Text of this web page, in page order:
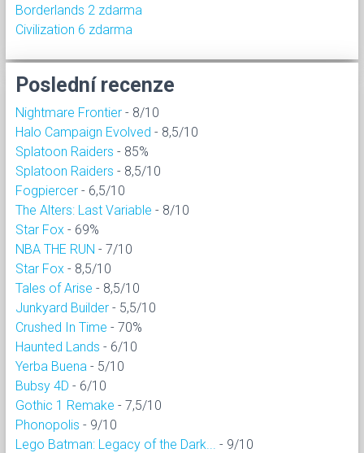
Borderlands 2 zdarma
Civilization 6 zdarma
Poslední recenze
Nightmare Frontier - 8/10
Halo Campaign Evolved - 8,5/10
Splatoon Raiders - 85%
Splatoon Raiders - 8,5/10
Fogpiercer - 6,5/10
The Alters: Last Variable - 8/10
Star Fox - 69%
NBA THE RUN - 7/10
Star Fox - 8,5/10
Tales of Arise - 8,5/10
Junkyard Builder - 5,5/10
Crushed In Time - 70%
Haunted Lands - 6/10
Yerba Buena - 5/10
Bubsy 4D - 6/10
Gothic 1 Remake - 7,5/10
Phonopolis - 9/10
Lego Batman: Legacy of the Dark...
- 9/10